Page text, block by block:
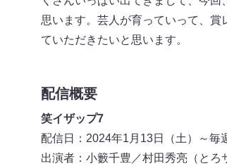
思います。芸人が育っていって、
ていただきたいと思います。
配信概要
笑イザップ7
配信⽇：2024年1⽉13⽇（土）～毎
出演者：小籔千豊／村田秀亮（と